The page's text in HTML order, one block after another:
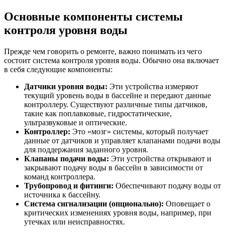
Основные компоненты системы
контроля уровня воды
Прежде чем говорить о ремонте, важно понимать из чего
состоит система контроля уровня воды. Обычно она включает
в себя следующие компоненты:
Датчики уровня воды: Эти устройства измеряют
текущий уровень воды в бассейне и передают данные
контроллеру. Существуют различные типы датчиков,
такие как поплавковые, гидростатические,
ультразвуковые и оптические.
Контроллер: Это «мозг» системы, который получает
данные от датчиков и управляет клапанами подачи воды
для поддержания заданного уровня.
Клапаны подачи воды: Эти устройства открывают и
закрывают подачу воды в бассейн в зависимости от
команд контроллера.
Трубопровод и фитинги: Обеспечивают подачу воды от
источника к бассейну.
Система сигнализации (опционально): Оповещает о
критических изменениях уровня воды, например, при
утечках или неисправностях.